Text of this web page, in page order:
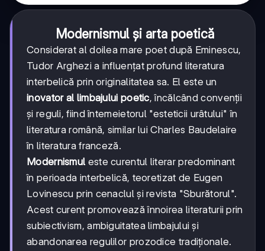
Modernismul și arta poetică
Considerat al doilea mare poet după Eminescu,
Tudor Arghezi a influențat profund literatura
interbelică prin originalitatea sa. El este un
inovator al limbajului poetic, încălcând convenții
și reguli, fiind întemeietorul "esteticii urâtului" în
literatura română, similar lui Charles Baudelaire
în literatura franceză.
Modernismul este curentul literar predominant
în perioada interbelică, teoretizat de Eugen
Lovinescu prin cenaclul și revista "Sburătorul".
Acest curent promovează înnoirea literaturii prin
subiectivism, ambiguitatea limbajului și
abandonarea regulilor prozodice tradiționale.